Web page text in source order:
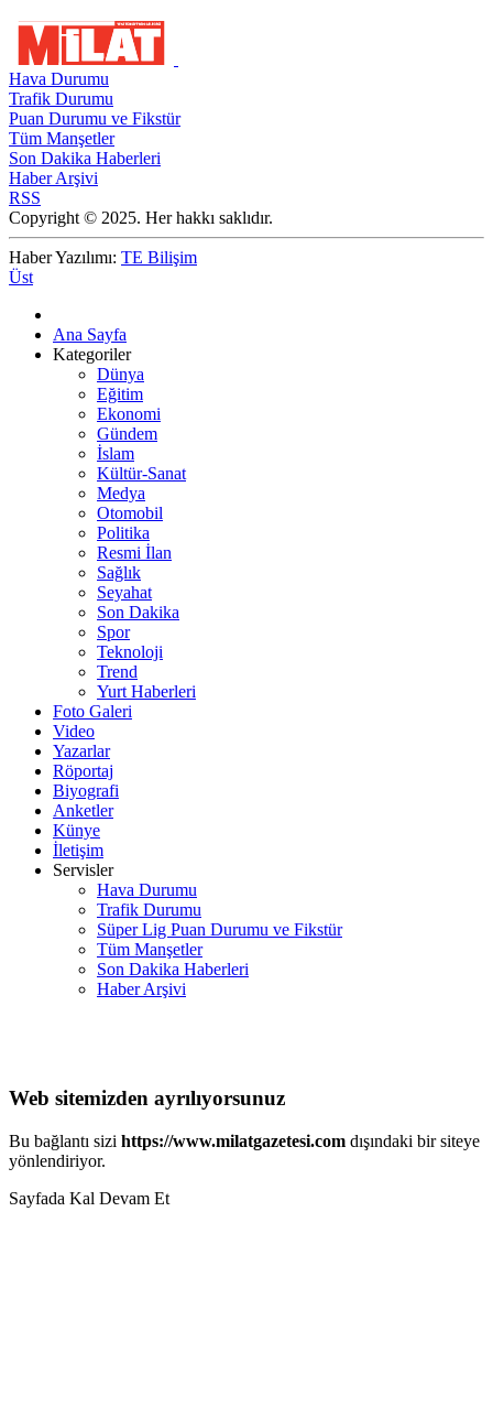
Hava Durumu
Trafik Durumu
Puan Durumu ve Fikstür
Tüm Manşetler
Son Dakika Haberleri
Haber Arşivi
RSS
Copyright © 2025. Her hakkı saklıdır.
Haber Yazılımı: TE Bilişim
Üst
Ana Sayfa
Kategoriler
Dünya
Eğitim
Ekonomi
Gündem
İslam
Kültür-Sanat
Medya
Otomobil
Politika
Resmi İlan
Sağlık
Seyahat
Son Dakika
Spor
Teknoloji
Trend
Yurt Haberleri
Foto Galeri
Video
Yazarlar
Röportaj
Biyografi
Anketler
Künye
İletişim
Servisler
Hava Durumu
Trafik Durumu
Süper Lig Puan Durumu ve Fikstür
Tüm Manşetler
Son Dakika Haberleri
Haber Arşivi
Web sitemizden ayrılıyorsunuz
Bu bağlantı sizi https://www.milatgazetesi.com dışındaki bir siteye
yönlendiriyor.
Sayfada Kal Devam Et